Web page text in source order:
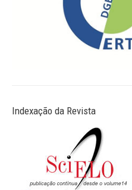
Indexação da Revista